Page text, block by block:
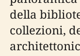
della
collezioni,